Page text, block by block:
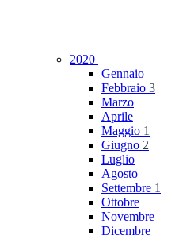
2020
Gennaio
Febbraio 3
Marzo
Aprile
Maggio 1
Giugno 2
Luglio
Agosto
Settembre 1
Ottobre
Novembre
Dicembre